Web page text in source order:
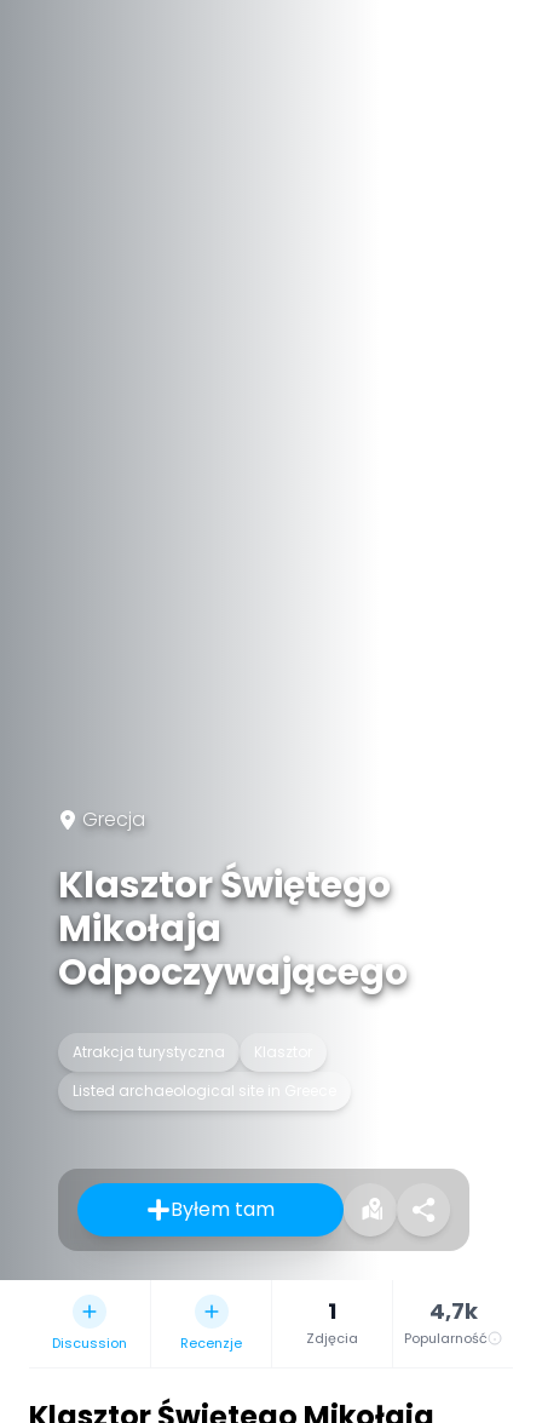
Grecja
Klasztor Świętego
Mikołaja
Odpoczywającego
Atrakcja turystyczna
Klasztor
Listed archaeological site in Greece
Byłem tam
Discussion Recenzje
1
Zdjęcia
4,7k
Popularność